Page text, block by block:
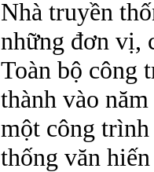
Nhà truyền
những đơn vị,
Toàn bộ công
thành vào
một công
thống văn